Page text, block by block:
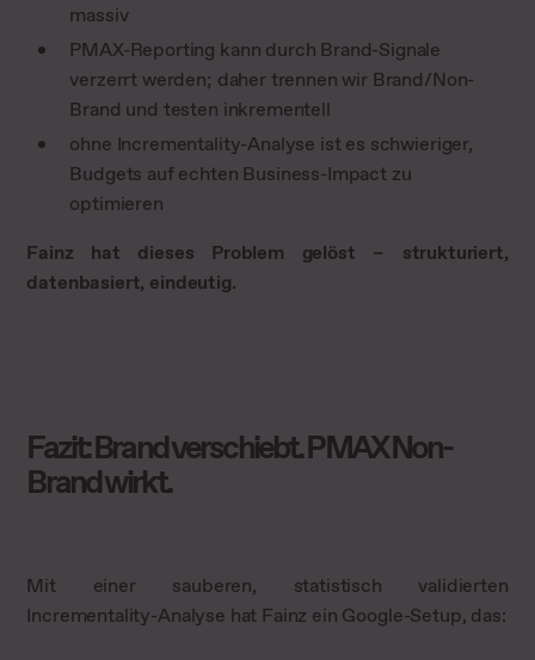
massiv
PMAX-Reporting kann durch Brand-Signale
verzerrt werden; daher trennen wir Brand/Non-
Brand und testen inkrementell
ohne Incrementality-Analyse ist es schwieriger,
Budgets auf echten Business-Impact zu
optimieren
Fainz hat dieses Problem gelöst – strukturiert,
datenbasiert, eindeutig.
Fazit: Brand verschiebt. PMAX Non-
Brand wirkt.
Mit einer sauberen, statistisch validierten
Incrementality-Analyse hat Fainz ein Google-Setup, das: